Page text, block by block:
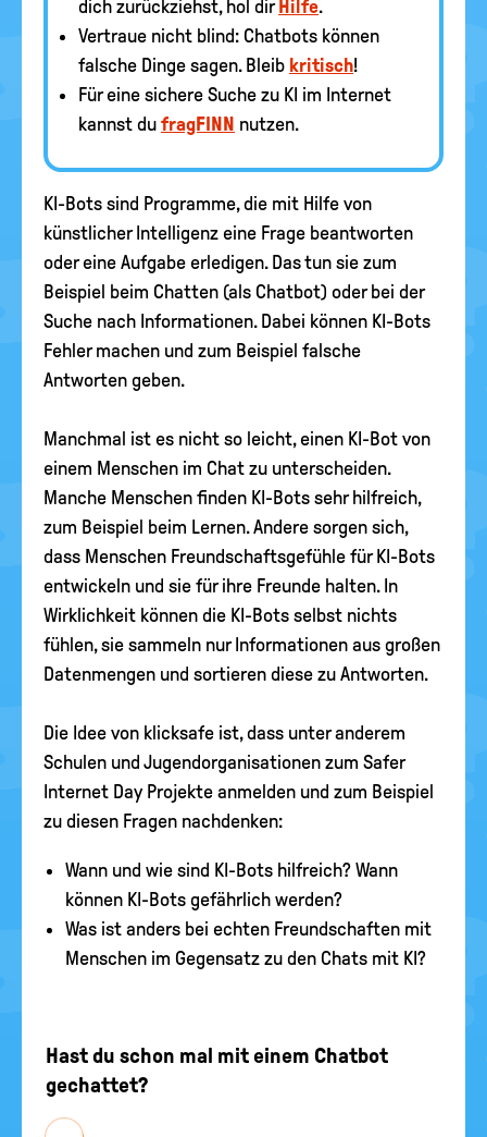
dich zurückziehst, hol dir Hilfe.
Vertraue nicht blind: Chatbots können
falsche Dinge sagen. Bleib kritisch!
Für eine sichere Suche zu KI im Internet
kannst du fragFINN nutzen.
KI-Bots sind Programme, die mit Hilfe von
künstlicher Intelligenz eine Frage beantworten
oder eine Aufgabe erledigen. Das tun sie zum
Beispiel beim Chatten (als Chatbot) oder bei der
Suche nach Informationen. Dabei können KI-Bots
Fehler machen und zum Beispiel falsche
Antworten geben.
Manchmal ist es nicht so leicht, einen KI-Bot von
einem Menschen im Chat zu unterscheiden.
Manche Menschen finden KI-Bots sehr hilfreich,
zum Beispiel beim Lernen. Andere sorgen sich,
dass Menschen Freundschaftsgefühle für KI-Bots
entwickeln und sie für ihre Freunde halten. In
Wirklichkeit können die KI-Bots selbst nichts
fühlen, sie sammeln nur Informationen aus großen
Datenmengen und sortieren diese zu Antworten.
Die Idee von klicksafe ist, dass unter anderem
Schulen und Jugendorganisationen zum Safer
Internet Day Projekte anmelden und zum Beispiel
zu diesen Fragen nachdenken:
Wann und wie sind KI-Bots hilfreich? Wann
können KI-Bots gefährlich werden?
Was ist anders bei echten Freundschaften mit
Menschen im Gegensatz zu den Chats mit KI?
Hast du schon mal mit einem Chatbot
gechattet?